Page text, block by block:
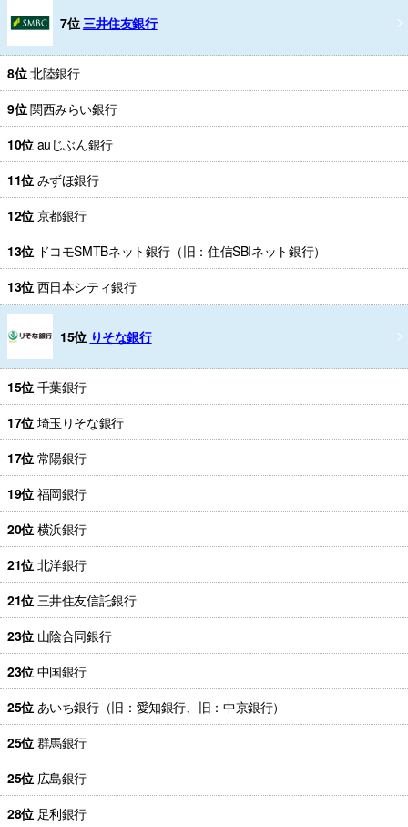
7位 三井住友銀行
8位北陸銀行
9位関西みらい銀行
10位 auじぶん銀行
11位 みずほ銀行
12位 京都銀行
13位 ドコモSMTBネット銀行（旧：住信SBIネット銀行）
13位 西日本シティ銀行
15位 りそな銀行
15位 千葉銀行
17位 埼玉りそな銀行
17位 常陽銀行
19位 福岡銀行
20位 横浜銀行
21位 北洋銀行
21位 三井住友信託銀行
23位 山陰合同銀行
23位 中国銀行
25位 あいち銀行（旧：愛知銀行、旧：中京銀行）
25位 群馬銀行
25位 広島銀行
28位 足利銀行